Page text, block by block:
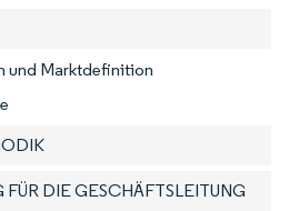
und Marktdefinition
FÜR DIE GESCHÄFTSLEITUNG